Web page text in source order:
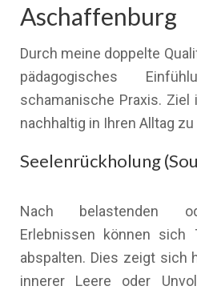
Aschaffenburg
Durch meine doppelte
pädagogisches
schamanische Praxis.
nachhaltig in Ihren Alltag
Seelenrückholung
Nach belastenden
Erlebnissen können sich
abspalten. Dies zeigt sich
innerer Leere oder